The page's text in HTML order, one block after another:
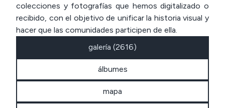
colecciones y fotografías que hemos digitalizado o
recibido, con el objetivo de unificar la historia visual y
hacer que las comunidades participen de ella.
galería (2616)
álbumes
mapa